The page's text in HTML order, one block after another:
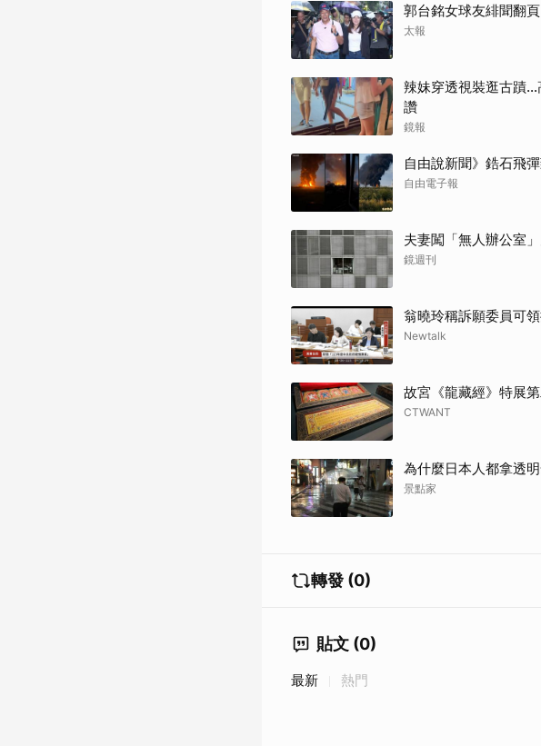
郭台銘女球友緋聞翻
太報
辣妹穿透視裝逛古蹟…
讚
鏡報
自由說新聞》鋯石飛
自由電子報
夫妻闖「無人辦公室
鏡週刊
翁曉玲稱訴願委員可
Newtalk
故宮《龍藏經》特展
CTWANT
為什麼日本人都拿透
景點家
轉發 (0)
貼文 (0)
最新 熱門